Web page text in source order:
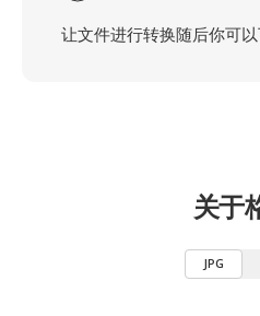
让文件进行转换随后你可
关于
JPG